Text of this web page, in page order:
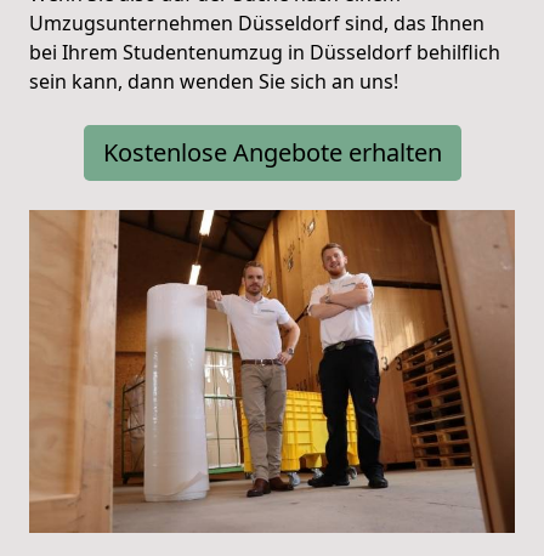
Umzugsunternehmen Düsseldorf sind, das Ihnen
bei Ihrem Studentenumzug in Düsseldorf behilflich
sein kann, dann wenden Sie sich an uns!
Kostenlose Angebote erhalten